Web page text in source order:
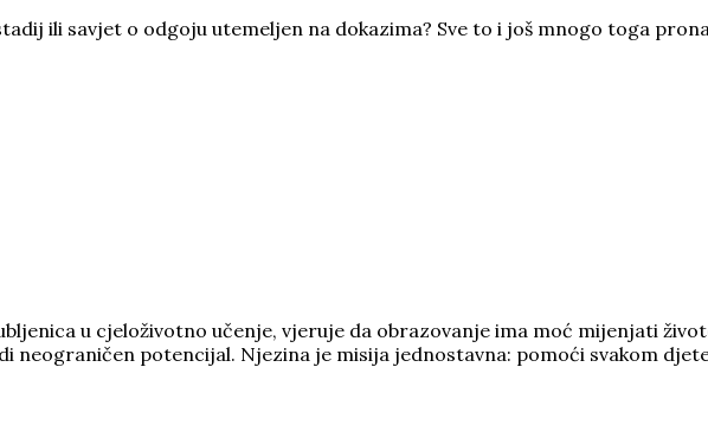
ili savjet o odgoju utemeljen na dokazima? Sve to i još mnogo toga
u cjeloživotno učenje, vjeruje da obrazovanje ima moć mijenjati
neograničen potencijal. Njezina je misija jednostavna: pomoći svakom